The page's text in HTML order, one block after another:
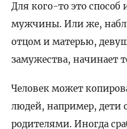
Для кого-то это способ
мужчины. Или же,
отцом и матерью,
замужества, начинает
Человек может
людей, например, дети
родителями. Иногда